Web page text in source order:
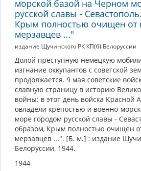
морской базой на Черном
русской славы -
Крым полностью очищен от
мерзавцев ..."
издание Щучинского РК КП(б) Белоруссии
Долой преступную немецкую
изгнание оккупантов с советской
продолжается. 9 мая советские
славную страницу в историю
войны: в этот день войска Красной
овладели крепостью и военно-
море городом русской славы -
образом, Крым полностью очищен
мерзавцев ...". [Б. м.] : издание
Белоруссии, 1944.
1944